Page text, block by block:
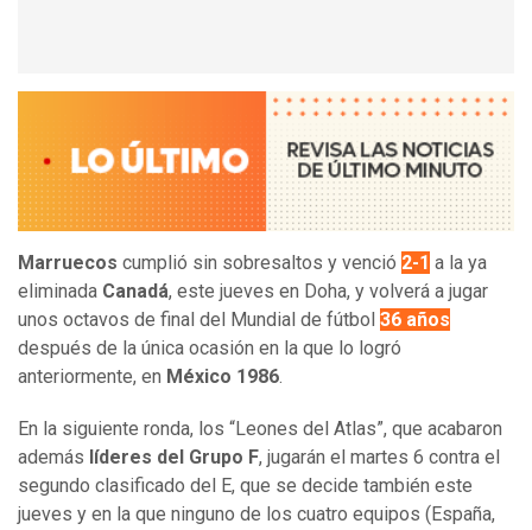
Marruecos cumplió sin sobresaltos y venció 2-1 a la ya
eliminada Canadá, este jueves en Doha, y volverá a jugar
unos octavos de final del Mundial de fútbol 36 años
después de la única ocasión en la que lo logró
anteriormente, en México 1986.
En la siguiente ronda, los “Leones del Atlas”, que acabaron
además líderes del Grupo F, jugarán el martes 6 contra el
segundo clasificado del E, que se decide también este
jueves y en la que ninguno de los cuatro equipos (España,